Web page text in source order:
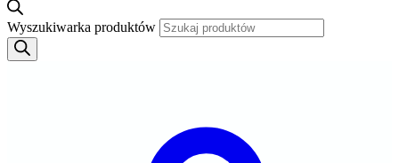
Wyszukiwarka produktów